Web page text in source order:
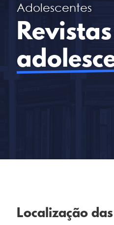
Adolescentes
Localização